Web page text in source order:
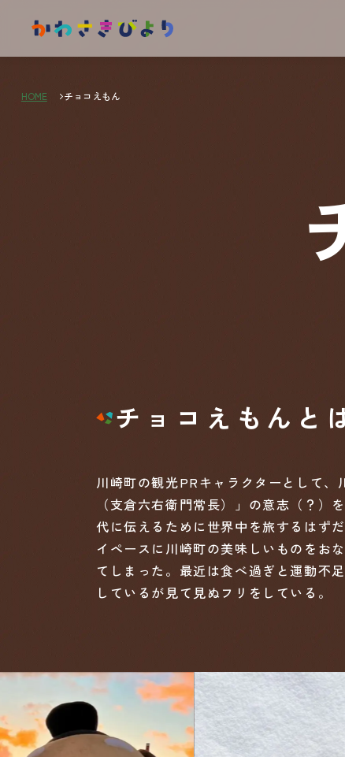
HOME チョコえもん
チョコえもんと
川崎町の観光PRキャラクターとして
（支倉六右衛門常長）」の意志（？）
代に伝えるために世界中を旅するはず
イペースに川崎町の美味しいものをお
てしまった。最近は食べ過ぎと運動不
しているが見て見ぬフリをしている。